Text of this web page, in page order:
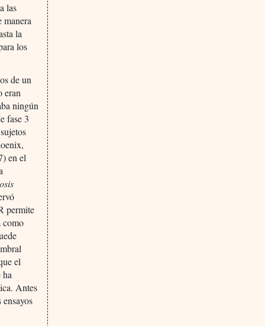
las
manera
la
los
de un
eran
ningún
fase 3
en el
permite
como
el
Antes